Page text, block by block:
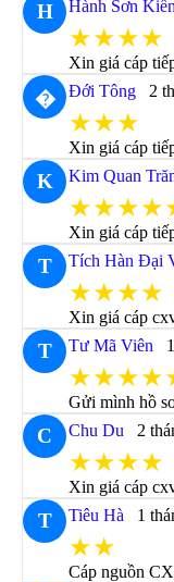
H Hành Sơn
★★★★
Xin giá cáp
� Đới Tông 2
★★★
Xin giá cáp
K Kim Quan
Xin giá cáp
T Tích Hàn Đại
★★★★
Xin giá cáp
T Tư Mã Viên
Gửi mình hồ
C Chu Du 2
★★★★
Xin giá cáp
T Tiêu Hà 1
★★
Cáp nguồn